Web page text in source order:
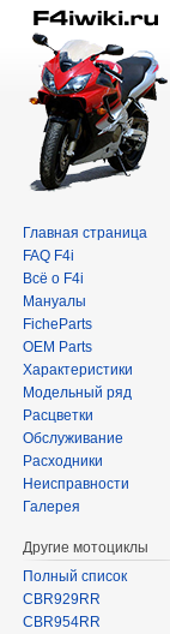
Главная страница
FAQ F4i
Всё о F4i
Мануалы
FicheParts
OEM Parts
Характеристики
Модельный ряд
Расцветки
Обслуживание
Расходники
Неисправности
Галерея
Другие мотоциклы
Полный список
CBR929RR
CBR954RR